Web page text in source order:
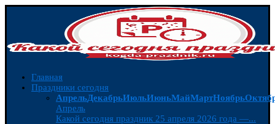
Главная
Праздники сегодня
АпрельДекабрьИюльИюньМайМартНоябрь
Апрель
Какой сегодня праздник 25 апреля 2026 года —...